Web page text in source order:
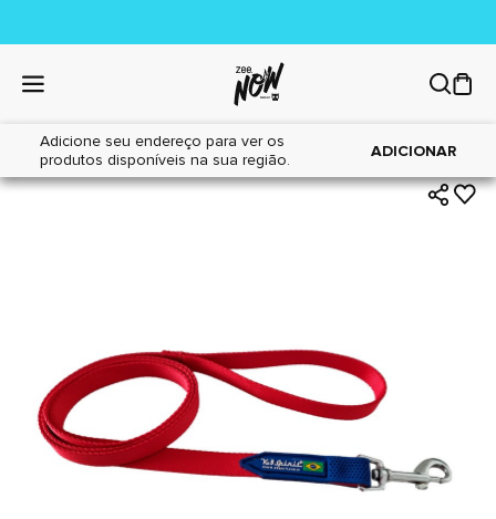
Adicione seu endereço para ver os
produtos disponíveis na sua região.
ADICIONAR
Home|Cães|Acessórios